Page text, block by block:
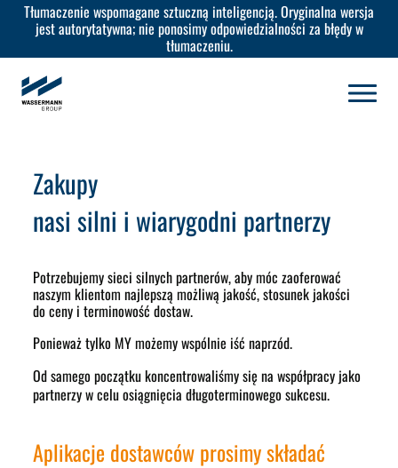
Tłumaczenie wspomagane sztuczną inteligencją. Oryginalna wersja
jest autorytatywna; nie ponosimy odpowiedzialności za błędy w
tłumaczeniu.
Zakupy
nasi silni i wiarygodni partnerzy
Potrzebujemy sieci silnych partnerów, aby móc zaoferować
naszym klientom najlepszą możliwą jakość, stosunek jakości
do ceny i terminowość dostaw.
Ponieważ tylko MYmożemy wspólnie iść naprzód.
Od samego początku koncentrowaliśmy się na współpracy jako
partnerzy w celu osiągnięcia długoterminowego sukcesu.
Aplikacje dostawców prosimy składać